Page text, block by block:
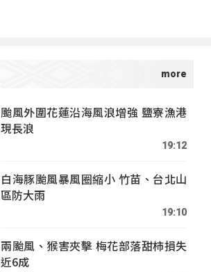
颱風外圍花蓮沿海風浪增強 鹽寮漁港
現長浪
19:12
白海豚颱風暴風圈縮小 竹苗、台北山
區防大雨
19:10
兩颱風、猴害夾擊 梅花部落甜柿損失
近6成